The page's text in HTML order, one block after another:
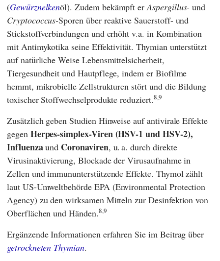
(Gewürznelkenöl). Zudem bekämpft erAspergillus- und
Cryptococcus-Sporen über reaktive Sauerstoff- und
Stickstoffverbindungen und erhöht v.a. in Kombination
mit Antimykotika seine Effektivität. Thymian unterstützt
auf natürliche Weise Lebensmittelsicherheit,
Tiergesundheit und Hautpflege, indem er Biofilme
hemmt, mikrobielle Zellstrukturen stört und die Bildung
toxischer Stoffwechselprodukte reduziert.8,9
Zusätzlich geben Studien Hinweise auf antivirale Effekte
gegen Herpes-simplex-Viren (HSV-1 und HSV-2),
Influenzaund Coronaviren, u. a. durch direkte
Virusinaktivierung, Blockade der Virusaufnahme in
Zellen und immununterstützende Effekte. Thymol zählt
laut US-Umweltbehörde EPA (Environmental Protection
Agency) zu den wirksamen Mitteln zur Desinfektion von
Oberflächen und Händen.8,9
Ergänzende Informationen erfahren Sie im Beitrag über
getrockneten Thymian.